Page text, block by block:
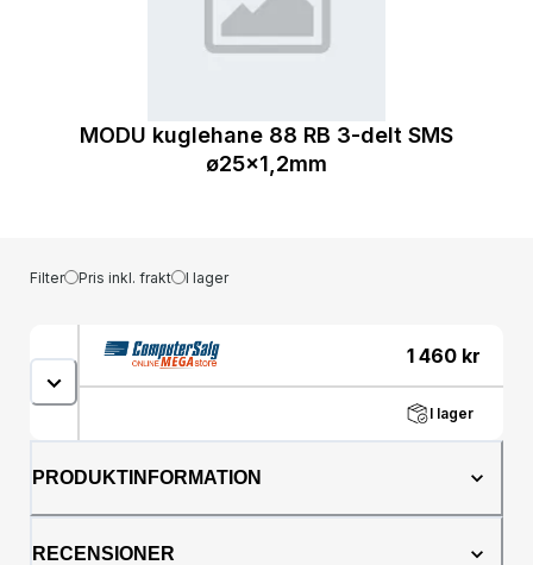
MODU kuglehane 88 RB 3-delt SMS
ø25x1,2mm
Filter Pris inkl. frakt I lager
1 460 kr
I lager
PRODUKTINFORMATION
RECENSIONER